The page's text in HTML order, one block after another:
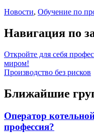
Новости, Обучение по
Навигация по
Откройте для себя
миром!
Производство без рисков
Ближайшие
Оператор
профессия?